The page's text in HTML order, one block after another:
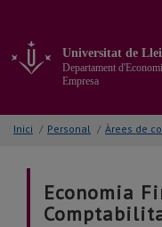
contingut
principal
pàgina
Universitat de
Departament
Empresa
Inici / Personal / Àrees de
Economia